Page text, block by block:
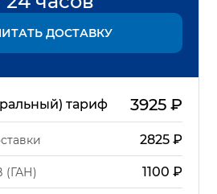
ДОСТАВКУ
тариф 3925₽
2825₽
(ГАН) 1100 ₽